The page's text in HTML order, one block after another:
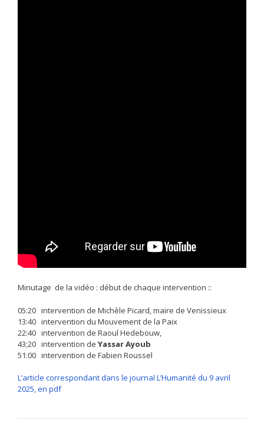
Minutage de la vidéo : début de chaque intervention ::
05:20 intervention de Michèle Picard, maire de Venissieux
13:40 intervention du Mouvement de la Paix
22:40 intervention de Raoul Hedebouw,
43;20 intervention de Yassar Ayoub
51:00 intervention de Fabien Roussel
L’article correspondant dans le journal L’Humanité du 9 avril
2025, en pdf